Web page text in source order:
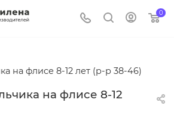
0
на флисе 8-12 лет (р-р 38-46)
на флисе 8-12